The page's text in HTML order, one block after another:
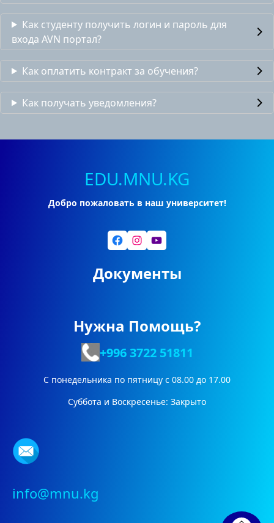
Как студенту получить логин и пароль для
входа AVN портал?
Как оплатить контракт за обучения?
Как получать уведомления?
EDU.MNU.KG
Добро пожаловать в наш университет!
Facebook Instagram YouTube
Документы
Нужна Помощь?
+996 372251811
С понедельника по пятницу с 08.00 до 17.00
Суббота и Воскресенье: Закрыто
info@mnu.kg